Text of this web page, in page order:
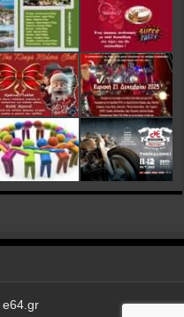
e64.gr